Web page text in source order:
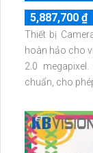
5,887,700 ₫
Thiết bị
hoàn hảo cho
2.0 megapixel. Chất lượng hình ảnh sắc nét, đúng tiêu
chuẩn, cho
Starlight
hộ, nhà phố